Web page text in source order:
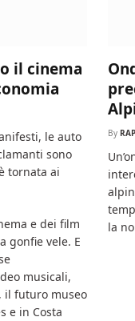
il cinema
le auto
sono
tornata ai
e dei film
gonfie vele. E
musicali,
il futuro museo
e in Costa
By
la